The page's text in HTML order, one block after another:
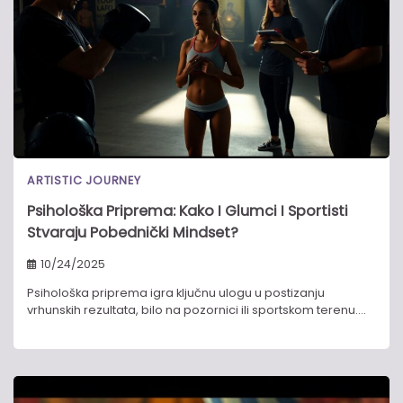
ARTISTIC JOURNEY
Psihološka Priprema: Kako I Glumci I Sportisti
Stvaraju Pobednički Mindset?
10/24/2025
Psihološka priprema igra ključnu ulogu u postizanju
vrhunskih rezultata, bilo na pozornici ili sportskom terenu.…